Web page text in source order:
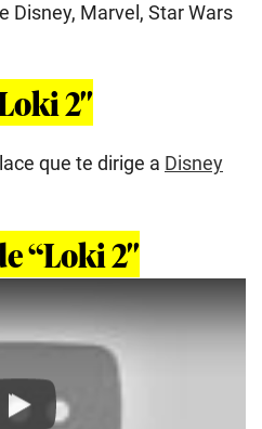
Disney, Marvel, Star Wars
2″
que te dirige a Disney
“Loki 2″
Play